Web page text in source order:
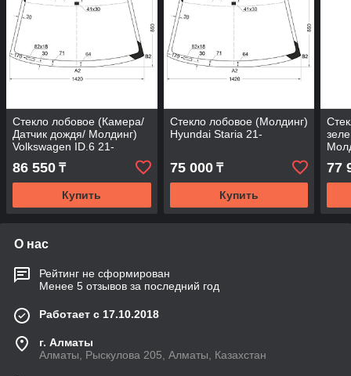
Стекло лобовое (Камера/
Датчик дождя/ Молдинг)
Volkswagen ID.6 21-
86 550 ₸
Купить
Стекло лобовое (Молдинг)
Hyundai Staria 21-
75 000₸
Купить
77
О нас
Рейтинг не сформирован
Менее 5 отзывов за последний год
Работает с 17.10.2018
г. Алматы
Алматы, Рыскулова 205, Алматы, Казахстан